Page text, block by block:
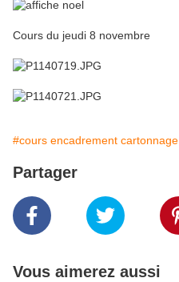
Cours du jeudi 8 novembre
#cours encadrement cartonnage
Partager
Vous aimerez aussi